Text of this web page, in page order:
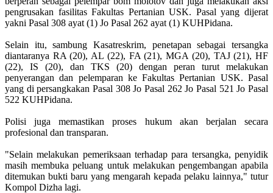
pengrusakan fasilitas Fakultas Pertanian USK. Pasal yang dijerat
yakni Pasal 308 ayat (1) Jo Pasal 262 ayat (1) KUHPidana.
Selain itu, sambung Kasatreskrim, penetapan sebagai tersangka
diantaranya RA (20), AL (22), FA (21), MGA (20), TAJ (21), HF
(22), IS (20), dan TKS (20) dengan peran turut melakukan
penyerangan dan pelemparan ke Fakultas Pertanian USK. Pasal
yang di persangkakan Pasal 308 Jo Pasal 262 Jo Pasal 521 Jo Pasal
522 KUHPidana.
Polisi juga memastikan proses hukum akan berjalan secara
profesional dan transparan.
"Selain melakukan pemeriksaan terhadap para tersangka, penyidik
masih membuka peluang untuk melakukan pengembangan apabila
ditemukan bukti baru yang mengarah kepada pelaku lainnya," tutur
Kompol Dizha lagi.